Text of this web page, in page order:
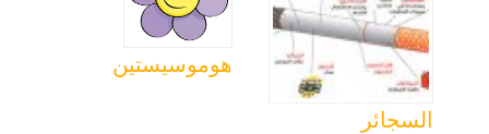
هوموسيستين
السجائر